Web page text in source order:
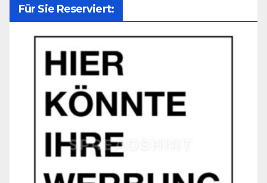
Für Sie Reserviert: